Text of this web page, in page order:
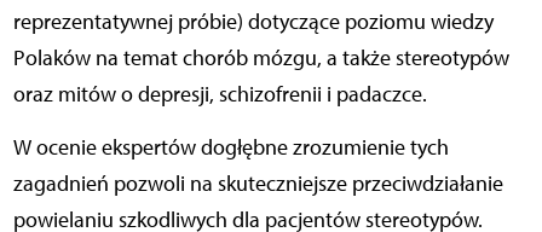
reprezentatywnej próbie) dotyczące poziomu wiedzy
Polaków na temat chorób mózgu, a także stereotypów
oraz mitów o depresji, schizofrenii i padaczce.
W ocenie ekspertów dogłębne zrozumienie tych
zagadnień pozwoli na skuteczniejsze przeciwdziałanie
powielaniu szkodliwych dla pacjentów stereotypów.